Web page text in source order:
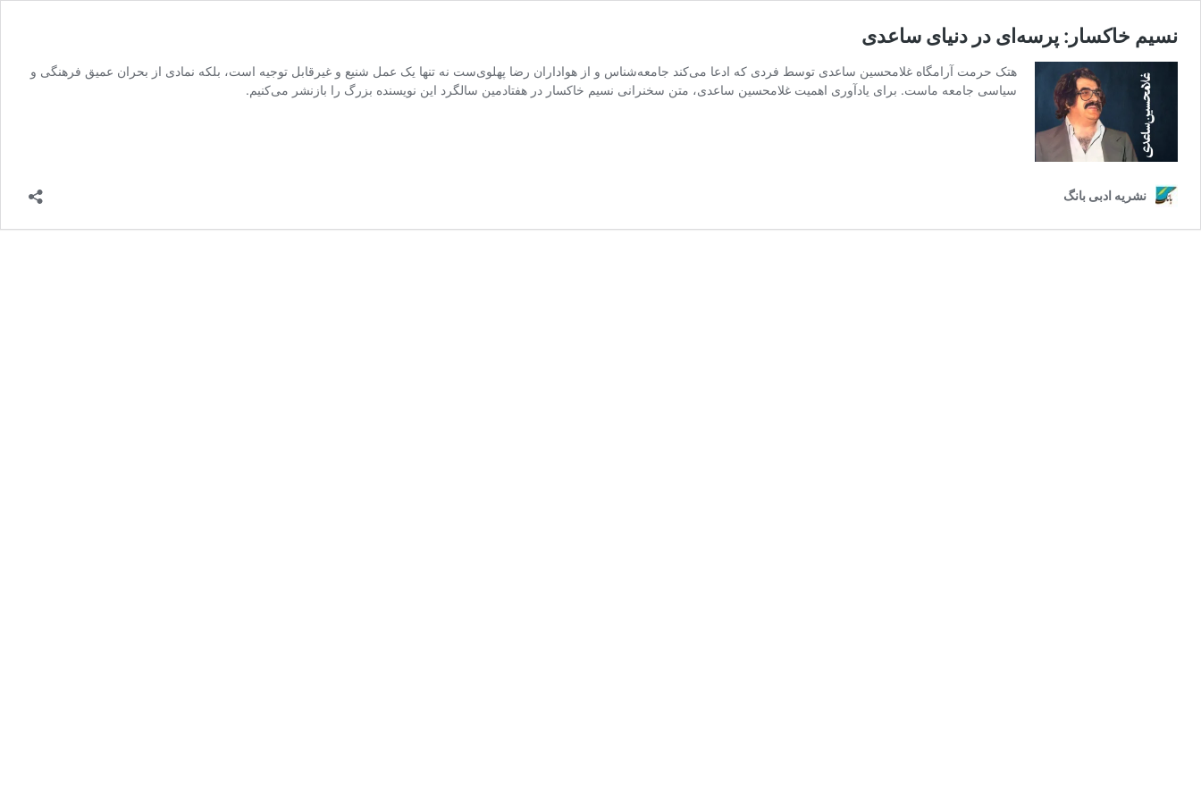
نسیم خاکسار: پرسه‌ای در دنیای ساعدی
هتک حرمت آرامگاه غلامحسین ساعدی توسط فردی که ادعا می‌کند جامعه‌شناس و از هواداران رضا پهلوی‌ست نه تنها یک عمل شنیع و غیرقابل توجیه است، بلکه نمادی از بحران عمیق فرهنگی و
سیاسی جامعه ماست. برای یادآوری اهمیت غلامحسین ساعدی، متن سخنرانی نسیم خاکسار در هفتادمین سالگرد این نویسنده بزرگ را بازنشر می‌کنیم.
نشریه ادبی بانگ